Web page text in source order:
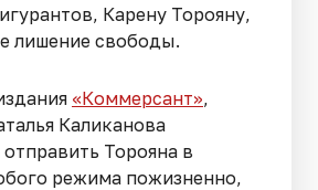
Карену Торояну,
лишение свободы.
«Коммерсант»,
Каликанова
Торояна в
режима пожизненно,